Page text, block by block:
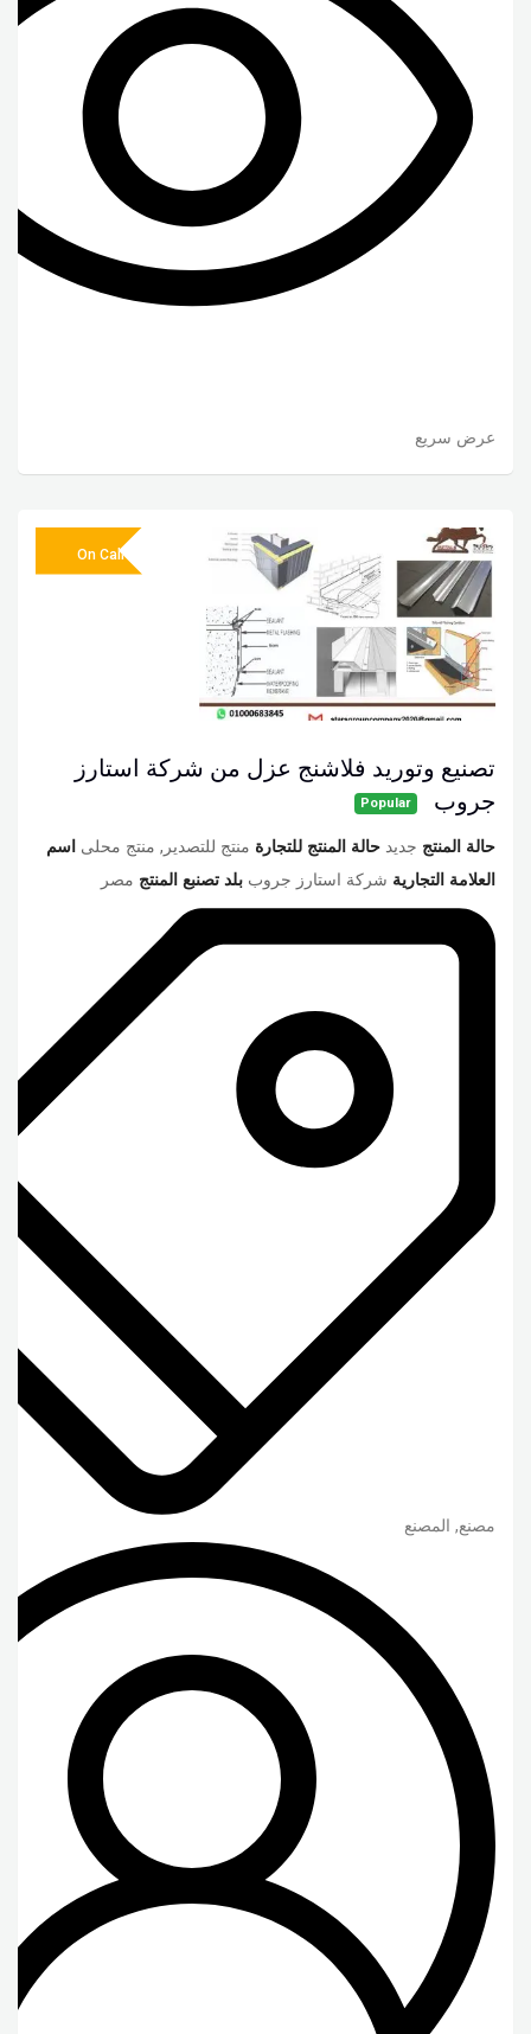
عرض سريع
تصنيع وتوريد فلاشنج عزل من شركة استارز
جروب
Popular
حالة المنتج جديد حالة المنتج للتجارة منتج للتصدير, منتج محلى اسم
العلامة التجارية شركة استارز جروب بلد تصنبع المنتج مصر
مصنع, المصنع
On Call